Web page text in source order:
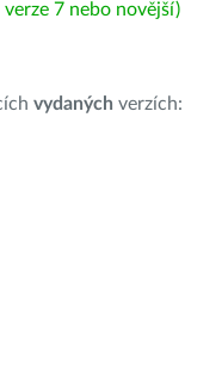
7 nebo novější)
vydaných verzích: